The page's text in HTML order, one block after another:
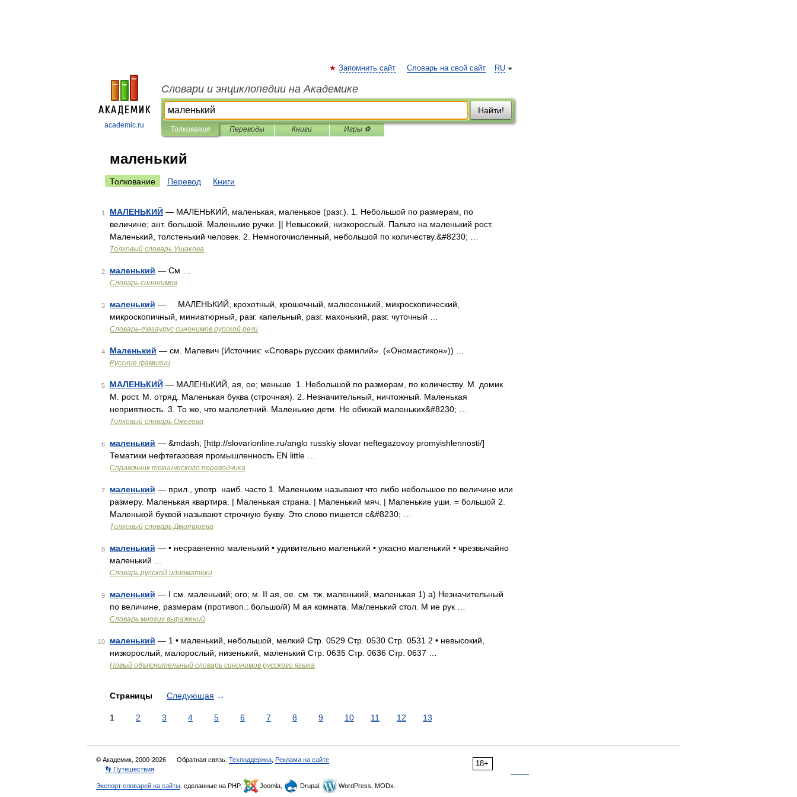
academic.ru
RU
Запомнить сайт Словарь на свой сайт
Словари и энциклопедии на Академике
Найти!
Толкования Переводы Книги Игры ⚽
маленький
Толкование Перевод Книги
1 МАЛЕНЬКИЙ — МАЛЕНЬКИЙ, маленькая, маленькое (разг.). 1. Небольшой по размерам, по
величине; ант. большой. Маленькие ручки. || Невысокий, низкорослый. Пальто на маленький рост.
Маленький, толстенький человек. 2. Немногочисленный, небольшой по количеству.&#8230; …
Толковый словарь Ушакова
2 маленький — См …
Словарь синонимов
3 маленький — МАЛЕНЬКИЙ, крохотный, крошечный, малюсенький, микроскопический,
микроскопичный, миниатюрный, разг. капельный, разг. махонький, разг. чуточный …
Словарь-тезаурус синонимов русской речи
4 Маленький — см. Малевич (Источник: «Словарь русских фамилий». («Ономастикон»)) …
Русские фамилии
5 МАЛЕНЬКИЙ — МАЛЕНЬКИЙ, ая, ое; меньше. 1. Небольшой по размерам, по количеству. М. домик.
М. рост. М. отряд. Маленькая буква (строчная). 2. Незначительный, ничтожный. Маленькая
неприятность. 3. То же, что малолетний. Маленькие дети. Не обижай маленьких&#8230; …
Толковый словарь Ожегова
6 маленький — &mdash; [http://slovarionline.ru/anglo russkiy slovar neftegazovoy promyishlennosti/]
Тематики нефтегазовая промышленность EN little …
Справочник технического переводчика
7 маленький — прил., употр. наиб. часто 1. Маленьким называют что либо небольшое по величине или
размеру. Маленькая квартира. | Маленькая страна. | Маленький мяч. | Маленькие уши. = большой 2.
Маленькой буквой называют строчную букву. Это слово пишется с&#8230; …
Толковый словарь Дмитриева
8 маленький — • несравненно маленький • удивительно маленький • ужасно маленький • чрезвычайно
маленький …
Словарь русской идиоматики
9 маленький — I см. маленький; ого; м. II ая, ое. см. тж. маленький, маленькая 1) а) Незначительный
по величине, размерам (противоп.: большо/й) М ая комната. Ма/ленький стол. М ие рук …
Словарь многих выражений
10 маленький — 1 • маленький, небольшой, мелкий Стр. 0529 Стр. 0530 Стр. 0531 2 • невысокий,
низкорослый, малорослый, низенький, маленький Стр. 0635 Стр. 0636 Стр. 0637 …
Новый объяснительный словарь синонимов русского языка
Страницы Следующая →
1 2 3 4 5 6 7 8 9 10 11 12 13
18+
© Академик, 2000-2026 Обратная связь: Техподдержка Реклама на сайте
👣 Путешествия
Экспорт словарей на сайты , сделанные на PHP, Joomla, Drupal, WordPress, MODx.